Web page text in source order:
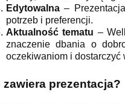
Edytowalna–
potrzeb i preferencji.
Aktualność tematu –
znaczenie dbania o
oczekiwaniom i dostarczyć
zawiera prezentacja?